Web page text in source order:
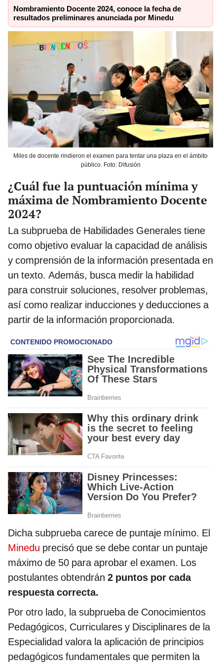
Nombramiento Docente 2024, conoce la fecha de
resultados preliminares anunciada por Minedu
Miles de docente rindieron el examen para tentar una plaza en el ámbito
público. Foto: Difusión
¿Cuál fue la puntuación mínima y
máxima de Nombramiento Docente
2024?
La subprueba de Habilidades Generales tiene
como objetivo evaluar la capacidad de análisis
y comprensión de la información presentada en
un texto. Además, busca medir la habilidad
para construir soluciones, resolver problemas,
así como realizar inducciones y deducciones a
partir de la información proporcionada.
Dicha subprueba carece de puntaje mínimo. El
Minedu precisó que se debe contar un puntaje
máximo de 50 para aprobar el examen. Los
postulantes obtendrán 2 puntos por cada
respuesta correcta.
Por otro lado, la subprueba de Conocimientos
Pedagógicos, Curriculares y Disciplinares de la
Especialidad valora la aplicación de principios
pedagógicos fundamentales que permiten la